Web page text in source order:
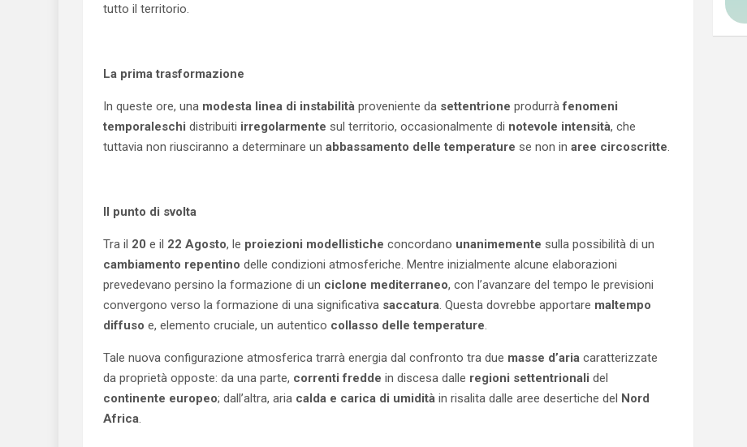
tutto il territorio.
La prima trasformazione
In queste ore, una modesta linea di instabilità proveniente da settentrione produrràfenomeni
temporaleschi distribuiti irregolarmente sul territorio, occasionalmente di notevole intensità, che
tuttavia non riusciranno a determinare un abbassamento delle temperature se non in aree circoscritte.
Il punto di svolta
Tra il 20 e il 22 Agosto, le proiezioni modellistiche concordano unanimemente sulla possibilità di un
cambiamento repentino delle condizioni atmosferiche. Mentre inizialmente alcune elaborazioni
prevedevano persino la formazione di un ciclone mediterraneo, con l’avanzare del tempo le previsioni
convergono verso la formazione di una significativa saccatura. Questa dovrebbe apportare maltempo
diffuso e, elemento cruciale, un autentico collasso delle temperature.
Tale nuova configurazione atmosferica trarrà energia dal confronto tra due masse d’aria caratterizzate
da proprietà opposte: da una parte, correnti fredde in discesa dalle regioni settentrionali del
continente europeo; dall’altra, aria calda e carica di umidità in risalita dalle aree desertiche del Nord
Africa.